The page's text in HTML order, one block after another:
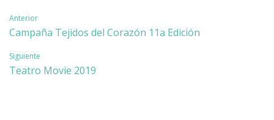
Navegación
de
entradas
Anterior
Campaña Tejidos del Corazón 11a Edición
Siguiente
Teatro Movie 2019